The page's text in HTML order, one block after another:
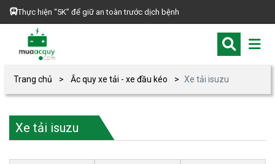
Thực hiện “5K” để giữ an toàn trước dịch bệnh
Trang chủ Ắc quy xe tải - xe đầu kéo Xe tải isuzu
Xe tải isuzu